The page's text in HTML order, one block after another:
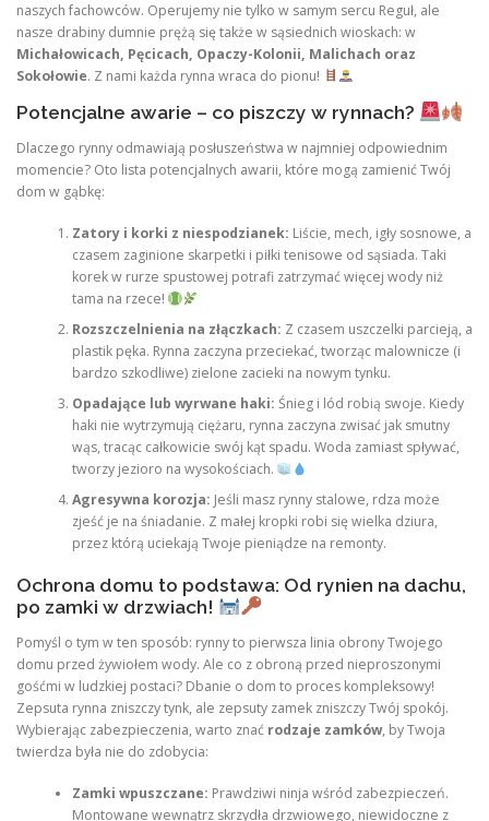
naszych fachowców. Operujemy nie tylko w samym sercu Reguł, ale
nasze drabiny dumnie prężą się także w sąsiednich wioskach: w
Michałowicach, Pęcicach, Opaczy-Kolonii, Malichach oraz
Sokołowie. Z nami każda rynna wraca do pionu!
Potencjalne awarie – co piszczy w rynnach?
Dlaczego rynny odmawiają posłuszeństwa w najmniej odpowiednim
momencie? Oto lista potencjalnych awarii, które mogą zamienić Twój
dom w gąbkę:
Zatory i korki z niespodzianek: Liście, mech, igły sosnowe, a
czasem zaginione skarpetki i piłki tenisowe od sąsiada. Taki
korek w rurze spustowej potrafi zatrzymać więcej wody niż
tama na rzece!
Rozszczelnienia na złączkach: Z czasem uszczelki parcieją, a
plastik pęka. Rynna zaczyna przeciekać, tworząc malownicze (i
bardzo szkodliwe) zielone zacieki na nowym tynku.
Opadające lub wyrwane haki: Śnieg i lód robią swoje. Kiedy
haki nie wytrzymują ciężaru, rynna zaczyna zwisać jak smutny
wąs, tracąc całkowicie swój kąt spadu. Woda zamiast spływać,
tworzy jezioro na wysokościach.
Agresywna korozja: Jeśli masz rynny stalowe, rdza może
zjeść je na śniadanie. Z małej kropki robi się wielka dziura,
przez którą uciekają Twoje pieniądze na remonty.
Ochrona domu to podstawa: Od rynien na dachu,
po zamki w drzwiach!
Pomyśl o tym w ten sposób: rynny to pierwsza linia obrony Twojego
domu przed żywiołem wody. Ale co z obroną przed nieproszonymi
gośćmi w ludzkiej postaci? Dbanie o dom to proces kompleksowy!
Zepsuta rynna zniszczy tynk, ale zepsuty zamek zniszczy Twój spokój.
Wybierając zabezpieczenia, warto znać rodzaje zamków, by Twoja
twierdza była nie do zdobycia:
Zamki wpuszczane: Prawdziwi ninja wśród zabezpieczeń.
Montowane wewnątrz skrzydła drzwiowego, niewidoczne z